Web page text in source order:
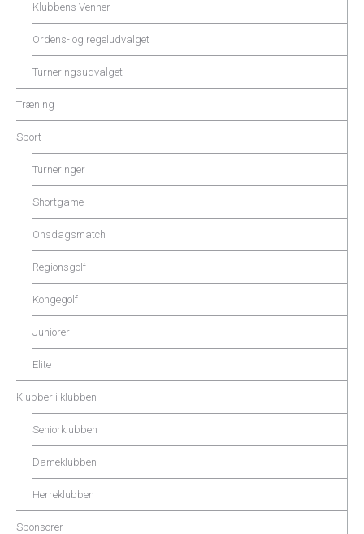
Klubbens Venner
Ordens- og regeludvalget
Turneringsudvalget
Træning
Sport
Turneringer
Shortgame
Onsdagsmatch
Regionsgolf
Kongegolf
Juniorer
Elite
Klubber i klubben
Seniorklubben
Dameklubben
Herreklubben
Sponsorer